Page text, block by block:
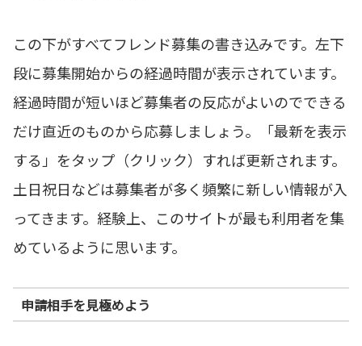
この下がすべてフレンド募集の書き込みです。左下
段に募集開始からの経過時間が表示されています。
経過時間が短いほど募集者の反応がよいのでできる
だけ直近のものから応募しましょう。「最新を表示
する」をタップ（クリック）すれば更新されます。
土日祝日などは募集者が多く頻繁に新しい情報が入
ってきます。経験上、このサイトが最も利用者を集
めているように思います。
申請相手を見極めよう